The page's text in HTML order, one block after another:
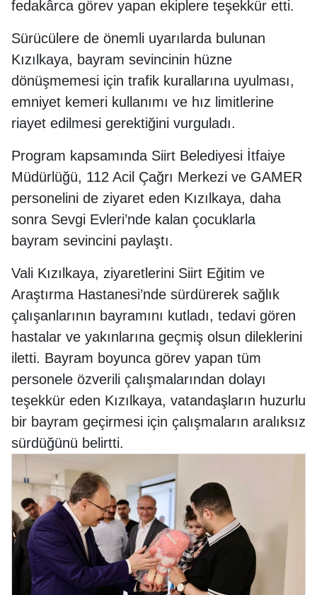
fedakârca görev yapan ekiplere teşekkür etti.
Sürücülere de önemli uyarılarda bulunan
Kızılkaya, bayram sevincinin hüzne
dönüşmemesi için trafik kurallarına uyulması,
emniyet kemeri kullanımı ve hız limitlerine
riayet edilmesi gerektiğini vurguladı.
Program kapsamında Siirt Belediyesi İtfaiye
Müdürlüğü, 112 Acil Çağrı Merkezi ve GAMER
personelini de ziyaret eden Kızılkaya, daha
sonra Sevgi Evleri’nde kalan çocuklarla
bayram sevincini paylaştı.
Vali Kızılkaya, ziyaretlerini Siirt Eğitim ve
Araştırma Hastanesi’nde sürdürerek sağlık
çalışanlarının bayramını kutladı, tedavi gören
hastalar ve yakınlarına geçmiş olsun dileklerini
iletti. Bayram boyunca görev yapan tüm
personele özverili çalışmalarından dolayı
teşekkür eden Kızılkaya, vatandaşların huzurlu
bir bayram geçirmesi için çalışmaların aralıksız
sürdüğünü belirtti.